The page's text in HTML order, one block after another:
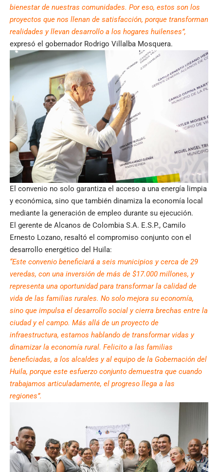
bienestar de nuestras comunidades. Por eso, estos son los
proyectos que nos llenan de satisfacción, porque transforman
realidades y llevan desarrollo a los hogares huilenses”,
expresó el gobernador Rodrigo Villalba Mosquera.
El convenio no solo garantiza el acceso a una energía limpia
y económica, sino que también dinamiza la economía local
mediante la generación de empleo durante su ejecución.
El gerente de Alcanos de Colombia S.A. E.S.P., Camilo
Ernesto Lozano, resaltó el compromiso conjunto con el
desarrollo energético del Huila:
“Este convenio beneficiará a seis municipios y cerca de 29
veredas, con una inversión de más de $17.000 millones, y
representa una oportunidad para transformar la calidad de
vida de las familias rurales. No solo mejora su economía,
sino que impulsa el desarrollo social y cierra brechas entre la
ciudad y el campo. Más allá de un proyecto de
infraestructura, estamos hablando de transformar vidas y
dinamizar la economía rural. Felicito a las familias
beneficiadas, a los alcaldes y al equipo de la Gobernación del
Huila, porque este esfuerzo conjunto demuestra que cuando
trabajamos articuladamente, el progreso llega a las
regiones”.